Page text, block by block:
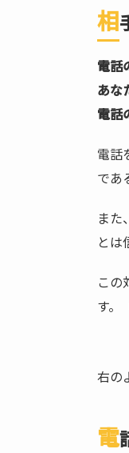
相
電話
あな
電話
電話
であ
また
とは
この
す。
右の
電